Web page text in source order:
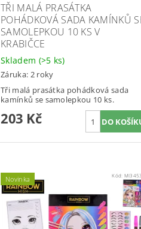
TŘI MALÁ PRASÁTKA
POHÁDKOVÁ SADA KAMÍNKŮ
SAMOLEPKOU 10 KS V
KRABIČCE
Skladem (>5 ks)
Záruka: 2 roky
Tři malá prasátka pohádková sada
kamínků se samolepkou 10 ks.
203 Kč
Novinka Kód: